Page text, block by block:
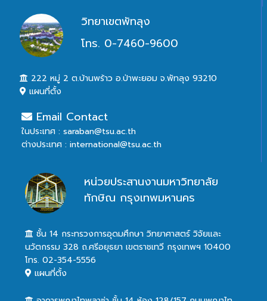
วิทยาเขตพัทลุง
โทร. 0-7460-9600
222 หมู่ 2 ต.บ้านพร้าว อ.ป่าพะยอม จ.พัทลุง 93210
แผนที่ตั้ง
Email Contact
ในประเทศ : saraban@tsu.ac.th
ต่างประเทศ : international@tsu.ac.th
หน่วยประสานงานมหาวิทยาลัย
ทักษิณ กรุงเทพมหานคร
ชั้น 14 กระทรวงการอุดมศึกษา วิทยาศาสตร์ วิจัยและ
นวัตกรรม 328 ถ.ศรีอยุธยา เขตราชเทวี กรุงเทพฯ 10400
โทร. 02-354-5556
แผนที่ตั้ง